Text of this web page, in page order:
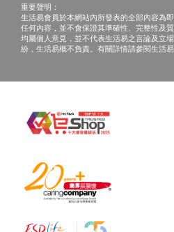
重要聲明：
生活易會員於本網站內所發表的全部內容為
任何內容，並不會保證其準確性、完整性及
均屬個人意見，並不代表生活易之言論及立
紛，生活易概不負責。有關詳情請參閱生活易